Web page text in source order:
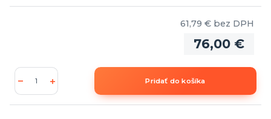
76,00 €
61,79 € bez DPH
Pridať do košíka